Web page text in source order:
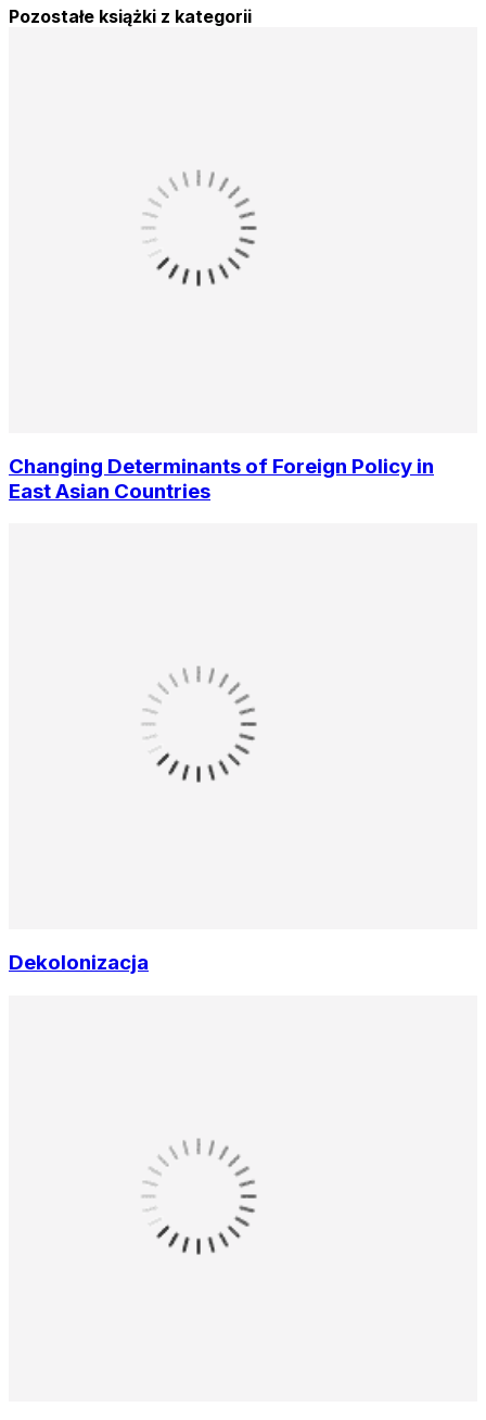
Pozostałe książki z kategorii
Changing Determinants of Foreign Policy in
East Asian Countries
Dekolonizacja